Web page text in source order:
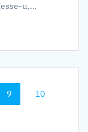
u,…
Stranica
9 Stranica
10